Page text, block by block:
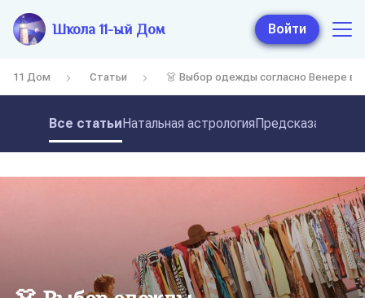
Школа 11-ый Дом Войти
11 Дом Статьи 👗 Выбор одежды согласно Венере в
Все статьиНатальная астрология